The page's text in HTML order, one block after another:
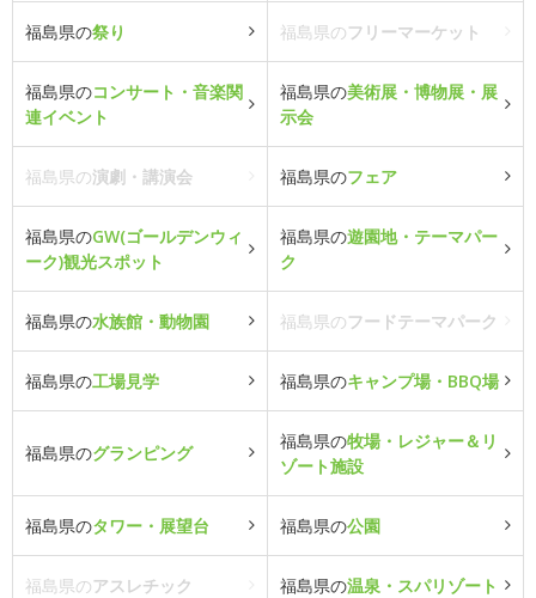
福島県の祭り 福島県のフリーマーケット
福島県のコンサート・音楽関
連イベント
福島県の美術展・博物展・展
示会
福島県の演劇・講演会 福島県のフェア
福島県のGW(ゴールデンウィ
ーク)観光スポット
福島県の遊園地・テーマパー
ク
福島県の水族館・動物園 福島県のフードテーマパーク
福島県の工場見学 福島県のキャンプ場・BBQ場
福島県のグランピング
福島県の牧場・レジャー＆リ
ゾート施設
福島県のタワー・展望台 福島県の公園
福島県のアスレチック 福島県の温泉・スパリゾート